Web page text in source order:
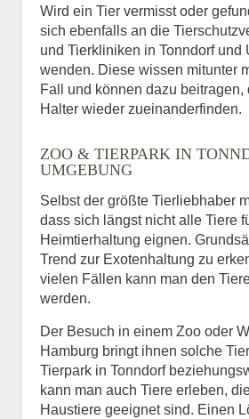
Wird ein Tier vermisst oder
sich ebenfalls an die
und Tierkliniken in Tonndorf und
wenden. Diese wissen mitunter
Fall und können dazu beitragen,
Halter wieder zueinanderfinden.
ZOO & TIERPARK IN
UMGEBUNG
Selbst der größte Tierliebhaber
dass sich längst nicht alle Tiere
Heimtierhaltung eignen.
Trend zur Exotenhaltung zu
vielen Fällen kann man den
werden.
Der Besuch in einem Zoo oder
Hamburg bringt ihnen solche
Tierpark in Tonndorf
kann man auch Tiere erleben,
Haustiere geeignet sind. Einen